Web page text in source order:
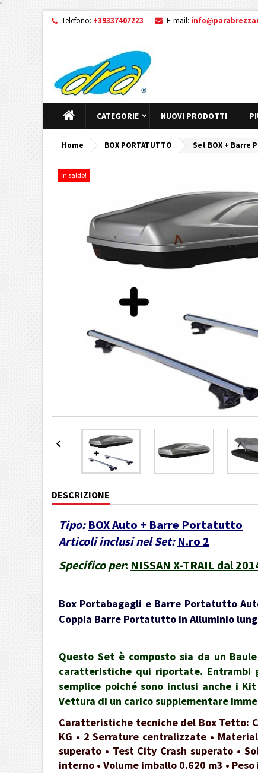
"
Telefono: +39337407223 E-mail:
CATEGORIE NUOVI PRODOTTI
Home BOX PORTATUTTO Set BOX + Barre
In saldo!

DESCRIZIONE
Tipo: BOX Auto + Barre Portatutto
Articoli inclusi nel Set: N.ro 2
Specifico per: NISSAN X-TRAIL dal
Box Portabagagli e Barre Portatutto
Coppia Barre Portatutto in Alluminio
Questo Set è composto sia da un
caratteristiche qui riportate. Entrambi
semplice poiché sono inclusi anche i
Vettura di un carico supplementare
Caratteristiche tecniche del Box Tetto:
KG • 2 Serrature centralizzate •
superato • Test City Crash superato •
interno • Volume imballo 0.620 m3 •